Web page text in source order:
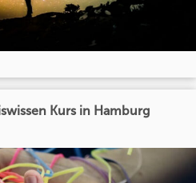
Kurs in Hamburg